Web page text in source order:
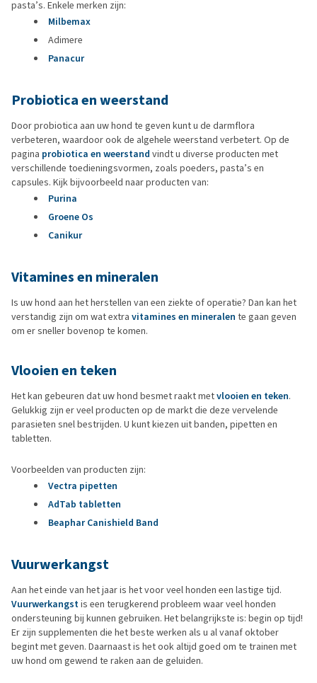
pasta’s. Enkele merken zijn:
Milbemax
Adimere
Panacur
Probiotica en weerstand
Door probiotica aan uw hond te geven kunt u de darmflora
verbeteren, waardoor ook de algehele weerstand verbetert. Op de
pagina probiotica en weerstand vindt u diverse producten met
verschillende toedieningsvormen, zoals poeders, pasta’s en
capsules. Kijk bijvoorbeeld naar producten van:
Purina
Groene Os
Canikur
Vitamines en mineralen
Is uw hond aan het herstellen van een ziekte of operatie? Dan kan het
verstandig zijn om wat extra vitamines en mineralen te gaan geven
om er sneller bovenop te komen.
Vlooien en teken
Het kan gebeuren dat uw hond besmet raakt metvlooien en teken.
Gelukkig zijn er veel producten op de markt die deze vervelende
parasieten snel bestrijden. U kunt kiezen uit banden, pipetten en
tabletten.
Voorbeelden van producten zijn:
Vectra pipetten
AdTab tabletten
Beaphar Canishield Band
Vuurwerkangst
Aan het einde van het jaar is het voor veel honden een lastige tijd.
Vuurwerkangstis een terugkerend probleem waar veel honden
ondersteuning bij kunnen gebruiken. Het belangrijkste is: begin op tijd!
Er zijn supplementen die het beste werken als u al vanaf oktober
begint met geven. Daarnaast is het ook altijd goed om te trainen met
uw hond om gewend te raken aan de geluiden.